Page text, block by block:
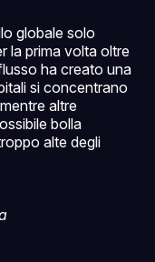
globale solo
la prima volta oltre
ha creato una
si concentrano
altre
bolla
alte degli